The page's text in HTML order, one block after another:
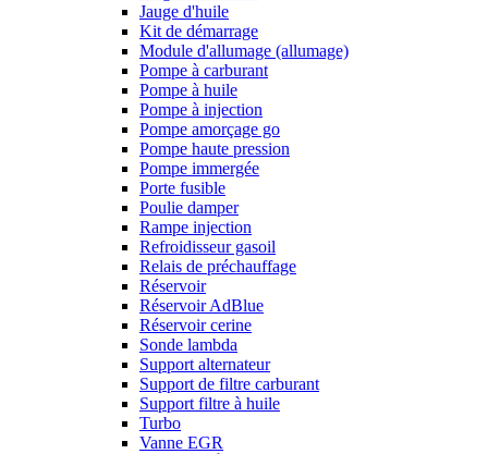
Jauge d'huile
Kit de démarrage
Module d'allumage (allumage)
Pompe à carburant
Pompe à huile
Pompe à injection
Pompe amorçage go
Pompe haute pression
Pompe immergée
Porte fusible
Poulie damper
Rampe injection
Refroidisseur gasoil
Relais de préchauffage
Réservoir
Réservoir AdBlue
Réservoir cerine
Sonde lambda
Support alternateur
Support de filtre carburant
Support filtre à huile
Turbo
Vanne EGR